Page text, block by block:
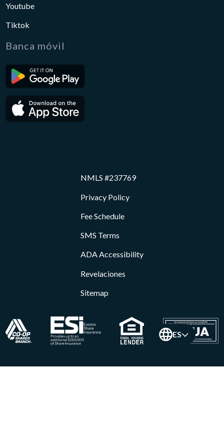
Youtube
Tiktok
Banca móvil
NMLS #237769
Privacy Policy
Fee Schedule
SMS Terms
ADA Accessibility
Revelaciones
Sitemap
ES